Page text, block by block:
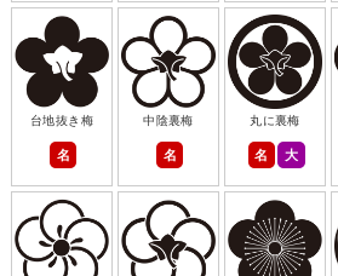
台地抜き梅
名
中陰裏梅
名
丸に裏梅
名 大